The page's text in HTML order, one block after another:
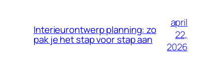
Interieurontwerp planning: zo
pak je het stap voor stap aan
april
22,
2026